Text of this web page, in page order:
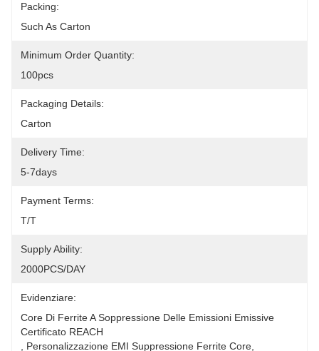
Packing:
Such As Carton
Minimum Order Quantity:
100pcs
Packaging Details:
Carton
Delivery Time:
5-7days
Payment Terms:
T/T
Supply Ability:
2000PCS/DAY
Evidenziare:
Core Di Ferrite A Soppressione Delle Emissioni Emissive
Certificato REACH
Personalizzazione EMI Suppressione Ferrite Core